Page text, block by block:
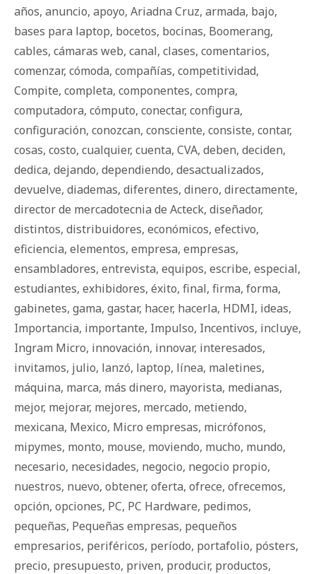
años, anuncio, apoyo, Ariadna Cruz, armada, bajo,
bases para laptop, bocetos, bocinas, Boomerang,
cables, cámaras web, canal, clases, comentarios,
comenzar, cómoda, compañías, competitividad,
Compite, completa, componentes, compra,
computadora, cómputo, conectar, configura,
configuración, conozcan, consciente, consiste, contar,
cosas, costo, cualquier, cuenta, CVA, deben, deciden,
dedica, dejando, dependiendo, desactualizados,
devuelve, diademas, diferentes, dinero, directamente,
director de mercadotecnia de Acteck, diseñador,
distintos, distribuidores, económicos, efectivo,
eficiencia, elementos, empresa, empresas,
ensambladores, entrevista, equipos, escribe, especial,
estudiantes, exhibidores, éxito, final, firma, forma,
gabinetes, gama, gastar, hacer, hacerla, HDMI, ideas,
Importancia, importante, Impulso, Incentivos, incluye,
Ingram Micro, innovación, innovar, interesados,
invitamos, julio, lanzó, laptop, línea, maletines,
máquina, marca, más dinero, mayorista, medianas,
mejor, mejorar, mejores, mercado, metiendo,
mexicana, Mexico, Micro empresas, micrófonos,
mipymes, monto, mouse, moviendo, mucho, mundo,
necesario, necesidades, negocio, negocio propio,
nuestros, nuevo, obtener, oferta, ofrece, ofrecemos,
opción, opciones, PC, PC Hardware, pedimos,
pequeñas, Pequeñas empresas, pequeños
empresarios, periféricos, período, portafolio, pósters,
precio, presupuesto, priven, producir, productos,